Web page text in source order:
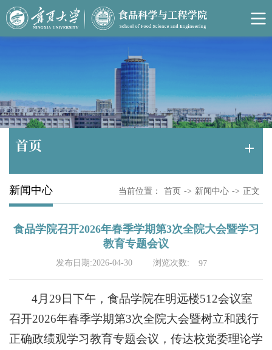
首页
新闻中心 当前位置： 首页 -> 新闻中心 -> 正文
食品学院召开2026年春季学期第3次全院大会暨学习
教育专题会议
发布日期:2026-04-30 浏览次数: 97
4月29日下午，食品学院在明远楼512会议室
召开2026年春季学期第3次全院大会暨树立和践行
正确政绩观学习教育专题会议，传达校党委理论学